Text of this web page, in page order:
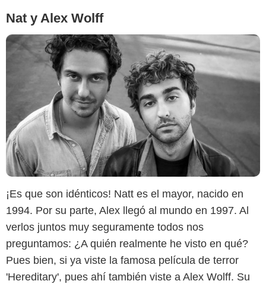
Nat y Alex Wolff
¡Es que son idénticos! Natt es el mayor, nacido en
1994. Por su parte, Alex llegó al mundo en 1997. Al
verlos juntos muy seguramente todos nos
preguntamos: ¿A quién realmente he visto en qué?
Pues bien, si ya viste la famosa película de terror
'Hereditary', pues ahí también viste a Alex Wolff. Su
Getty Images